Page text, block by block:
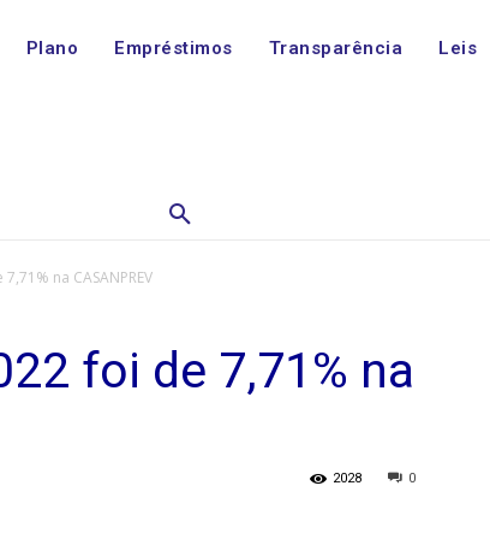
Plano Empréstimos Transparência Leis
na CASANPREV
foi de 7,71% na
0
2028